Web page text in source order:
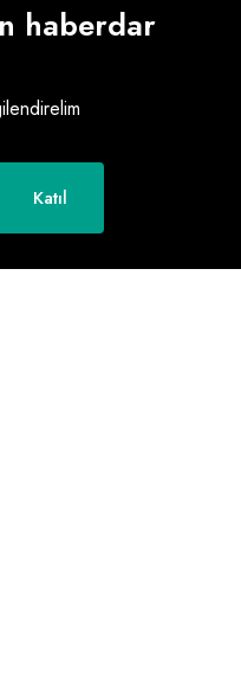
haberdar
Katıl